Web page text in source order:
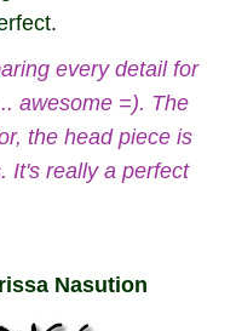
every detail for
awesome =). The
the head piece is
It's really a perfect
Nasution